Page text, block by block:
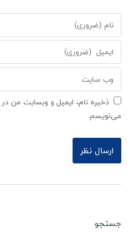
ذخیره نام، ایمیل و وبسایت من در
می‌نویسم.
جستجو